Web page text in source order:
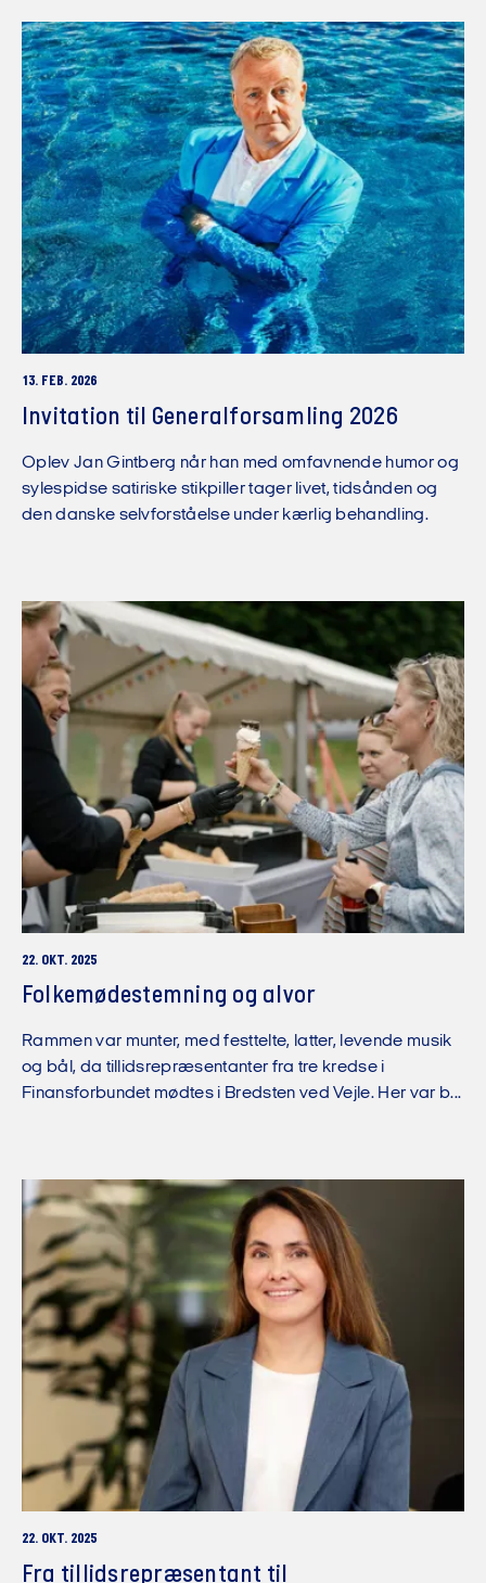
13. FEB. 2026
Invitation til Generalforsamling 2026
Oplev Jan Gintberg når han med omfavnende humor og
sylespidse satiriske stikpiller tager livet, tidsånden og
den danske selvforståelse under kærlig behandling.
22. OKT. 2025
Folkemødestemning og alvor
Rammen var munter, med festtelte, latter, levende musik
og bål, da tillidsrepræsentanter fra tre kredse i
Finansforbundet mødtes i Bredsten ved Vejle. Her var b...
22. OKT. 2025
Fra tillidsrepræsentant til